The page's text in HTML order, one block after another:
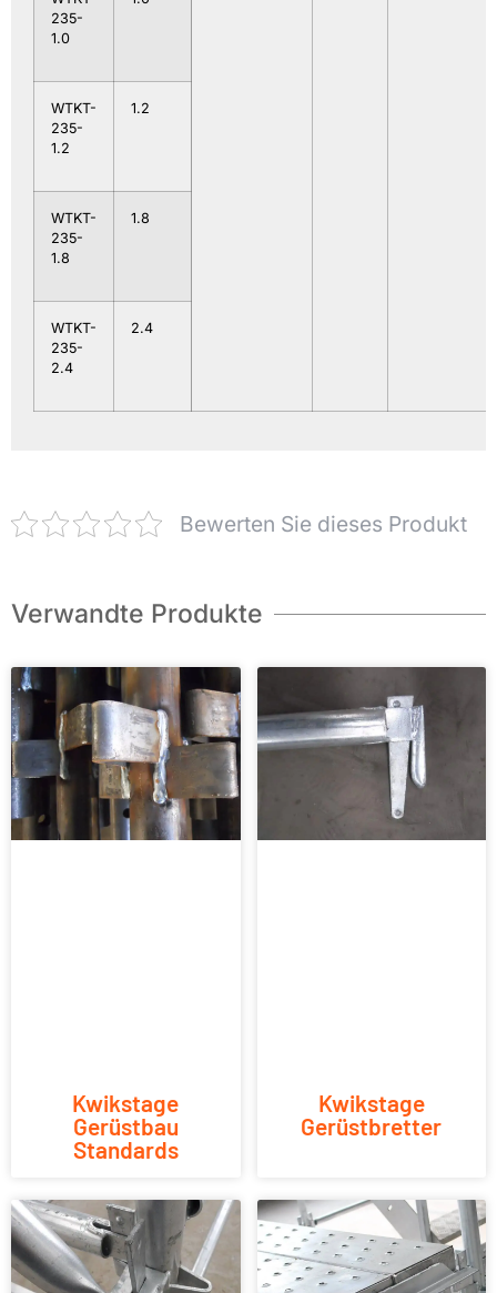
235-
1.0
WTKT-
235-
1.2
1.2
WTKT-
235-
1.8
1.8
WTKT-
235-
2.4
2.4
Bewerten Sie dieses Produkt
Verwandte Produkte
Kwikstage
Gerüstbau
Standards
Kwikstage
Gerüstbretter